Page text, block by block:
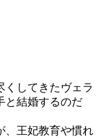
くしてきたヴェラ
と結婚するのだ
、王妃教育や慣れ